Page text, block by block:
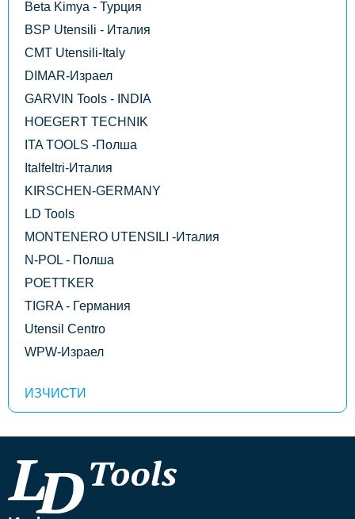
Beta Kimya - Турция
BSP Utensili - Италия
CMT Utensili-Italy
DIMAR-Израел
GARVIN Tools - INDIA
HOEGERT TECHNIK
ITA TOOLS -Полша
Italfeltri-Италия
KIRSCHEN-GERMANY
LD Tools
MONTENERO UTENSILI -Италия
N-POL - Полша
POETTKER
TIGRA - Германия
Utensil Centro
WPW-Израел